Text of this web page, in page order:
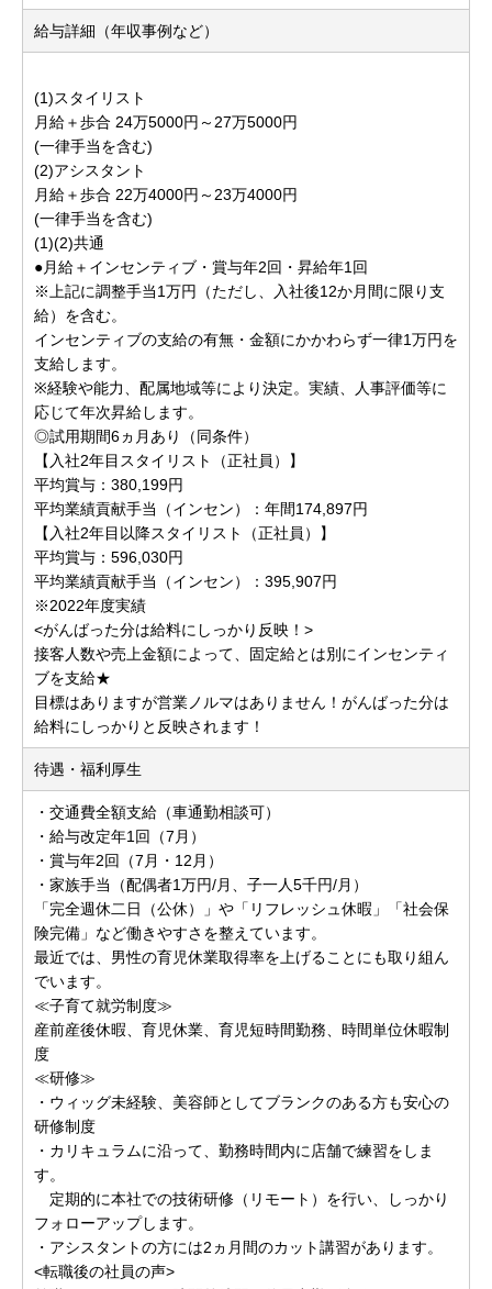
給与詳細（年収事例など）
(1)スタイリスト
月給＋歩合 24万5000円～27万5000円
(一律手当を含む)
(2)アシスタント
月給＋歩合 22万4000円～23万4000円
(一律手当を含む)
(1)(2)共通
●月給＋インセンティブ・賞与年2回・昇給年1回
※上記に調整手当1万円（ただし、入社後12か月間に限り支
給）を含む。
インセンティブの支給の有無・金額にかかわらず一律1万円を
支給します。
※経験や能力、配属地域等により決定。実績、人事評価等に
応じて年次昇給します。
◎試用期間6ヵ月あり（同条件）
【入社2年目スタイリスト（正社員）】
平均賞与：380,199円
平均業績貢献手当（インセン）：年間174,897円
【入社2年目以降スタイリスト（正社員）】
平均賞与：596,030円
平均業績貢献手当（インセン）：395,907円
※2022年度実績
<がんばった分は給料にしっかり反映！>
接客人数や売上金額によって、固定給とは別にインセンティ
ブを支給★
目標はありますが営業ノルマはありません！がんばった分は
給料にしっかりと反映されます！
待遇・福利厚生
・交通費全額支給（車通勤相談可）
・給与改定年1回（7月）
・賞与年2回（7月・12月）
・家族手当（配偶者1万円/月、子一人5千円/月）
「完全週休二日（公休）」や「リフレッシュ休暇」「社会保
険完備」など働きやすさを整えています。
最近では、男性の育児休業取得率を上げることにも取り組ん
でいます。
≪子育て就労制度≫
産前産後休暇、育児休業、育児短時間勤務、時間単位休暇制
度
≪研修≫
・ウィッグ未経験、美容師としてブランクのある方も安心の
研修制度
・カリキュラムに沿って、勤務時間内に店舗で練習をしま
す。
定期的に本社での技術研修（リモート）を行い、しっかり
フォローアップします。
・アシスタントの方には2ヵ月間のカット講習があります。
<転職後の社員の声>